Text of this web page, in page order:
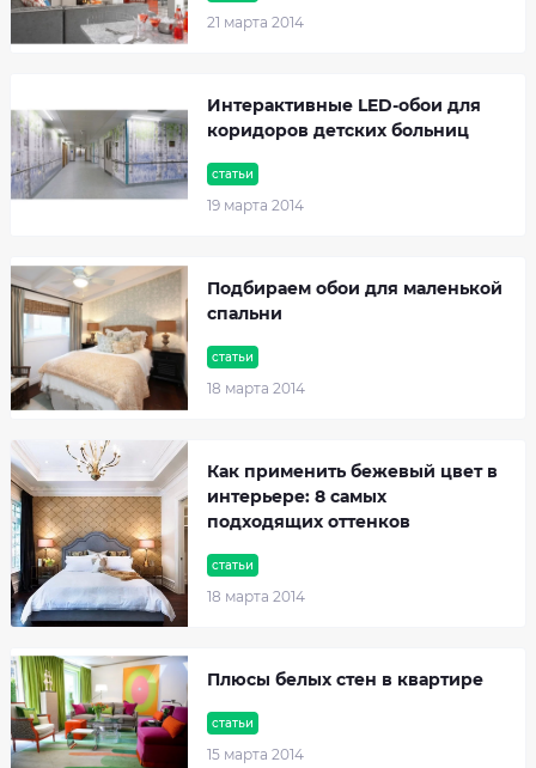
21 марта 2014
статьи
19 марта 2014
Интерактивные LED-обои для
коридоров детских больниц
статьи
18 марта 2014
Подбираем обои для маленькой
спальни
статьи
18 марта 2014
Как применить бежевый цвет в
интерьере: 8 самых
подходящих оттенков
статьи
15 марта 2014
Плюсы белых стен в квартире